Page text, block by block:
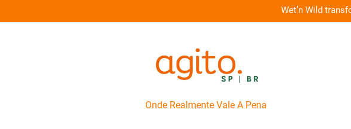
Wet’n Wild
AgitoSP
Onde Realmente Vale A Pena